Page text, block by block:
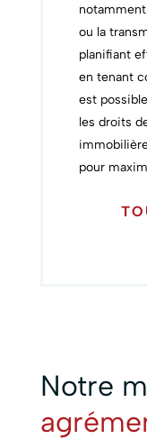
ou la
planifiant
en tenant
est
les droits
pour
Notre